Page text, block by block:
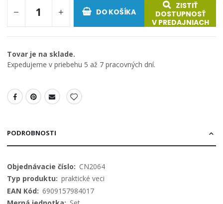
DO KOŠÍKA
ZISTIŤ
DOSTUPNOSŤ
V PREDAJNIACH
Tovar je na sklade.
Expedujeme v priebehu 5 až 7 pracovných dní.
PODROBNOSTI
Viac
informácií
CN2064
praktické veci
6909157984017